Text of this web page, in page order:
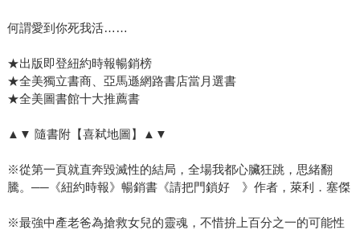
何謂愛到你死我活……
★出版即登紐約時報暢銷榜
★全美獨立書商、亞馬遜網路書店當月選書
★全美圖書館十大推薦書
▲▼ 隨書附【喜弒地圖】▲▼
※從第一頁就直奔毀滅性的結局，全場我都心臟狂跳，思緒翻
騰。──《紐約時報》暢銷書《請把門鎖好 》作者，萊利．塞傑
※最強中產老爸為搶救女兒的靈魂，不惜拚上百分之一的可能性